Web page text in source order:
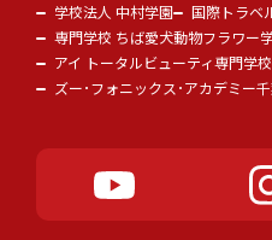
学校法人 中村学園
国際トラベ
専門学校 ちば愛犬動物フラワー
アイ トータルビューティ専門学校
ズー･フォニックス･アカデミー